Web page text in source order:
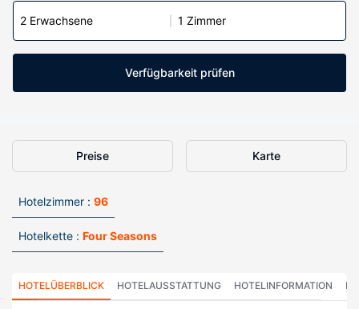
2 Erwachsene 1 Zimmer
Verfügbarkeit prüfen
Preise Karte
Hotelzimmer : 96
Hotelkette : Four Seasons
HOTELÜBERBLICK HOTELAUSSTATTUNG HOTELINFORMATION